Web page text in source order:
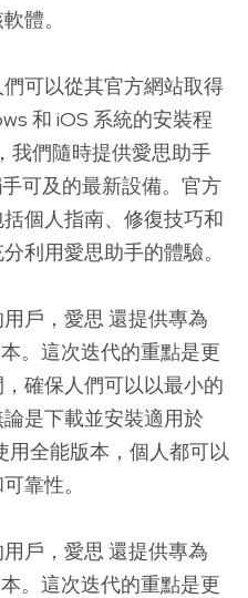
體。
可以從其官方網站取得
和 iOS 系統的安裝程
我們隨時提供愛思助手
可及的最新設備。官方
個人指南、修復技巧和
利用愛思助手的體驗。
戶，愛思 還提供專為
。這次迭代的重點是更
確保人們可以以最小的
是下載並安裝適用於
用全能版本，個人都可以
靠性。
戶，愛思 還提供專為
。這次迭代的重點是更